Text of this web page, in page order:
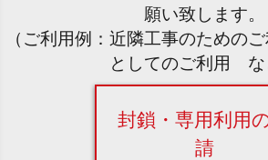
願い致します。
（ご利用例：近隣工事のための
としてのご利用 な
封鎖・専用利用
請